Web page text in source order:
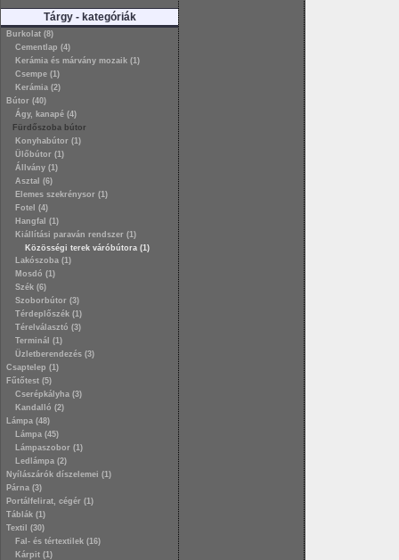
Tárgy - kategóriák
Burkolat (8)
Cementlap (4)
Kerámia és márvány mozaik (1)
Csempe (1)
Kerámia (2)
Bútor (40)
Ágy, kanapé (4)
Fürdőszoba bútor
Konyhabútor (1)
Ülőbútor (1)
Állvány (1)
Asztal (6)
Elemes szekrénysor (1)
Fotel (4)
Hangfal (1)
Kiállítási paraván rendszer (1)
Közösségi terek váróbútora (1)
Lakószoba (1)
Mosdó (1)
Szék (6)
Szoborbútor (3)
Térdeplőszék (1)
Térelválasztó (3)
Terminál (1)
Üzletberendezés (3)
Csaptelep (1)
Fűtőtest (5)
Cserépkályha (3)
Kandalló (2)
Lámpa (48)
Lámpa (45)
Lámpaszobor (1)
Ledlámpa (2)
Nyílászárók díszelemei (1)
Párna (3)
Portálfelirat, cégér (1)
Táblák (1)
Textil (30)
Fal- és tértextilek (16)
Kárpit (1)